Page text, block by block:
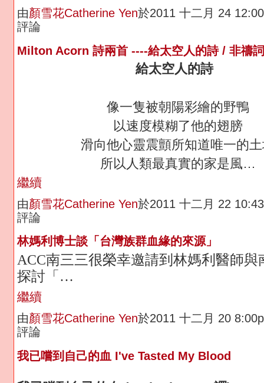
由顏雪花Catherine Yen於2011 十二月 24
評論
Milton Acorn 詩兩首 ----給太空人的詩 / 非禱詞
給太空人的詩
像一隻被朝陽彩繪的野鴨
以速度模糊了他的翅膀
滑向他心靈震顫所知道唯一的
所以人類最真實的家是風…
繼續
由顏雪花Catherine Yen於2011 十二月 22
評論
林媽利博士談「台灣族群血緣的來源」
ACC南三三很榮幸邀請到 林媽利醫師與
探討「…
繼續
由顏雪花Catherine Yen於2011 十二月 20
評論
我已嚐到自己的血 I've Tasted My Blood